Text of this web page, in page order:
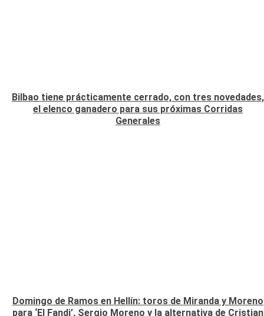
Bilbao tiene prácticamente cerrado, con tres novedades,
el elenco ganadero para sus próximas Corridas
Generales
Domingo de Ramos en Hellín: toros de Miranda y Moreno
para ‘El Fandi’, Sergio Moreno y la alternativa de Cristian